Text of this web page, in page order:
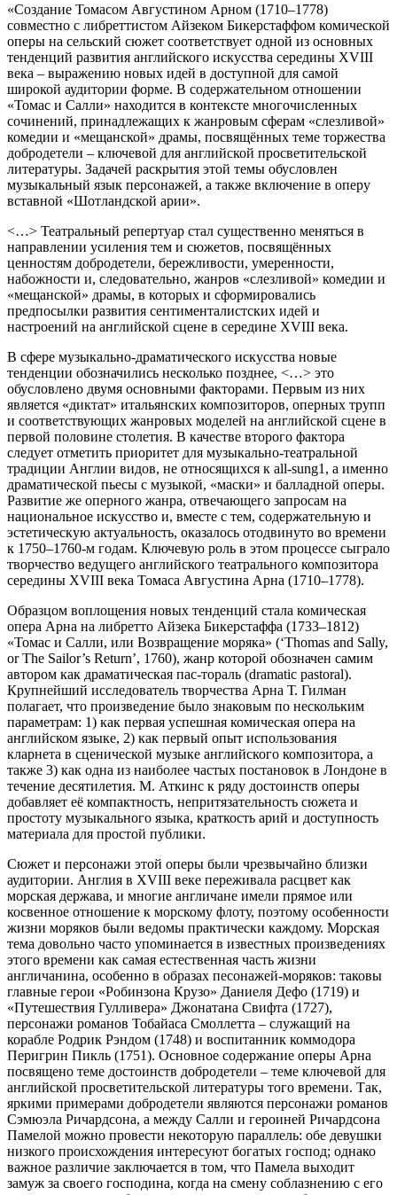
«Создание Томасом Августином Арном (1710–1778)
совместно с либреттистом Айзеком Бикерстаффом комической
оперы на сельский сюжет соответствует одной из основных
тенденций развития английского искусства середины XVIII
века – выражению новых идей в доступной для самой
широкой аудитории форме. В содержательном отношении
«Томас и Салли» находится в контексте многочисленных
сочинений, принадлежащих к жанровым сферам «слезливой»
комедии и «мещанской» драмы, посвящённых теме торжества
добродетели – ключевой для английской просветительской
литературы. Задачей раскрытия этой темы обусловлен
музыкальный язык персонажей, а также включение в оперу
вставной «Шотландской арии».
<…> Театральный репертуар стал существенно меняться в
направлении усиления тем и сюжетов, посвящённых
ценностям добродетели, бережливости, умеренности,
набожности и, следовательно, жанров «слезливой» комедии и
«мещанской» драмы, в которых и сформировались
предпосылки развития сентименталистских идей и
настроений на английской сцене в середине XVIII века.
В сфере музыкально-драматического искусства новые
тенденции обозначились несколько позднее, <…> это
обусловлено двумя основными факторами. Первым из них
является «диктат» итальянских композиторов, оперных трупп
и соответствующих жанровых моделей на английской сцене в
первой половине столетия. В качестве второго фактора
следует отметить приоритет для музыкально-театральной
традиции Англии видов, не относящихся к all-sung1, а именно
драматической пьесы с музыкой, «маски» и балладной оперы.
Развитие же оперного жанра, отвечающего запросам на
национальное искусство и, вместе с тем, содержательную и
эстетическую актуальность, оказалось отодвинуто во времени
к 1750–1760-м годам. Ключевую роль в этом процессе сыграло
творчество ведущего английского театрального композитора
середины XVIII века Томаса Августина Арна (1710–1778).
Образцом воплощения новых тенденций стала комическая
опера Арна на либретто Айзека Бикерстаффа (1733–1812)
«Томас и Салли, или Возвращение моряка» (‘Thomas and Sally,
or The Sailor’s Return’, 1760), жанр которой обозначен самим
автором как драматическая пас-тораль (dramatic pastoral).
Крупнейший исследователь творчества Арна Т. Гилман
полагает, что произведение было знаковым по нескольким
параметрам: 1) как первая успешная комическая опера на
английском языке, 2) как первый опыт использования
кларнета в сценической музыке английского композитора, а
также 3) как одна из наиболее частых постановок в Лондоне в
течение десятилетия. М. Аткинс к ряду достоинств оперы
добавляет её компактность, непритязательность сюжета и
простоту музыкального языка, краткость арий и доступность
материала для простой публики.
Сюжет и персонажи этой оперы были чрезвычайно близки
аудитории. Англия в XVIII веке переживала расцвет как
морская держава, и многие англичане имели прямое или
косвенное отношение к морскому флоту, поэтому особенности
жизни моряков были ведомы практически каждому. Морская
тема довольно часто упоминается в известных произведениях
этого времени как самая естественная часть жизни
англичанина, особенно в образах песонажей-моряков: таковы
главные герои «Робинзона Крузо» Даниеля Дефо (1719) и
«Путешествия Гулливера» Джонатана Свифта (1727),
персонажи романов Тобайаса Смоллетта – служащий на
корабле Родрик Рэндом (1748) и воспитанник коммодора
Перигрин Пикль (1751). Основное содержание оперы Арна
посвящено теме достоинств добродетели – теме ключевой для
английской просветительской литературы того времени. Так,
яркими примерами добродетели являются персонажи романов
Сэмюэла Ричардсона, а между Салли и героиней Ричардсона
Памелой можно провести некоторую параллель: обе девушки
низкого происхождения интересуют богатых господ; однако
важное различие заключается в том, что Памела выходит
замуж за своего господина, когда на смену соблазнению с его